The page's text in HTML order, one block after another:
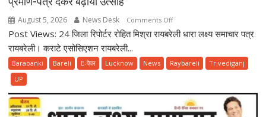
August 5, 2026 News Desk Comments Offon
दास
कराटे
प्रशिक्षण
का
समापन,
Post Views: 24 जिला रिपोर्टर रोहित मिश्रा रायबरेली धारा लक्ष्य समाचार पत्र
रायबरेली। कराटे एसोसिएशन रायबरेली...
Barabanki Bareli E-पेपर Lucknow News Raybareli
Trivediganj
UP